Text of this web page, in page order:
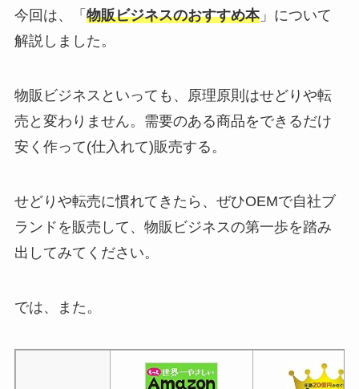
今回は、「 物販ビジネスのおすすめ本」について
解説しました。
物販ビジネスといっても、原理原則はせどりや転
売と変わりません。需要のある商品をできるだけ
安く作って(仕入れて)販売する。
せどりや転売に慣れてきたら、ぜひOEMで自社ブ
ランドを販売して、物販ビジネスの第一歩を踏み
出してみてください。
では、また。